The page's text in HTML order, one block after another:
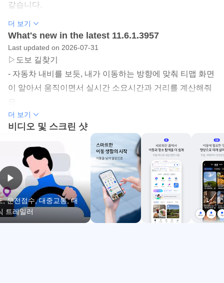
같습니다.
실시간 교통 정보를 반영해 자동차 경로를 빠르게 안내합
니다.
버스, 지하철, 도보 길찾기를 함께 확인할 수 있습니다.
맛집, 카페, 숙소 등 주변 장소를 추천합니다.
운전점수로 보험료 할인 가능성을 살펴볼 수 있습니다.
다.
실시간 내비게이션과 경로 비교
티맵 - 장소추천, 지도, 운전점수, 대중교통, 대리는 2,000만
사용자 주행 데이터를 바탕으로 실시간 교통 상황을 반영한
자동차 길안내를 제공합니다. 출근길처럼 시간이 중요한 이
동에서는 추천 경로, 최소 시간, 무료도로 우선, 최단 거리 등
을 비교해 상황에 맞는 길을 고르기 쉽습니다. 첫 화면에서
더 보기
What's new in the latest 11.6.1.3957
Last updated on 2026-07-31
▷도보 길찾기
- 자동차 내비를 보듯, 내가 이동하는 방향에 맞춰 티맵 화면
이 알아서 움직이면서 실시간 소요시간과 거리를 계산해줘
요
- 경로를 이탈하면 즉시 현재 위치를 파악해 새로운 최적의
길을 다시 찾아드려요
- 출발지부터 도착지까지 전체 동선을 한 눈에 파악할 수 있
어요
▷내비게이션
- 경로 재탐색 시 자동으로 변경하지 않고 대안경로를 제시
하여 사용자가 통행료, 주행거리, 소요시간 변화를 확인한
더 보기
비디오 및 스크린 샷
운전점수, 대중교통, 대
트레일러